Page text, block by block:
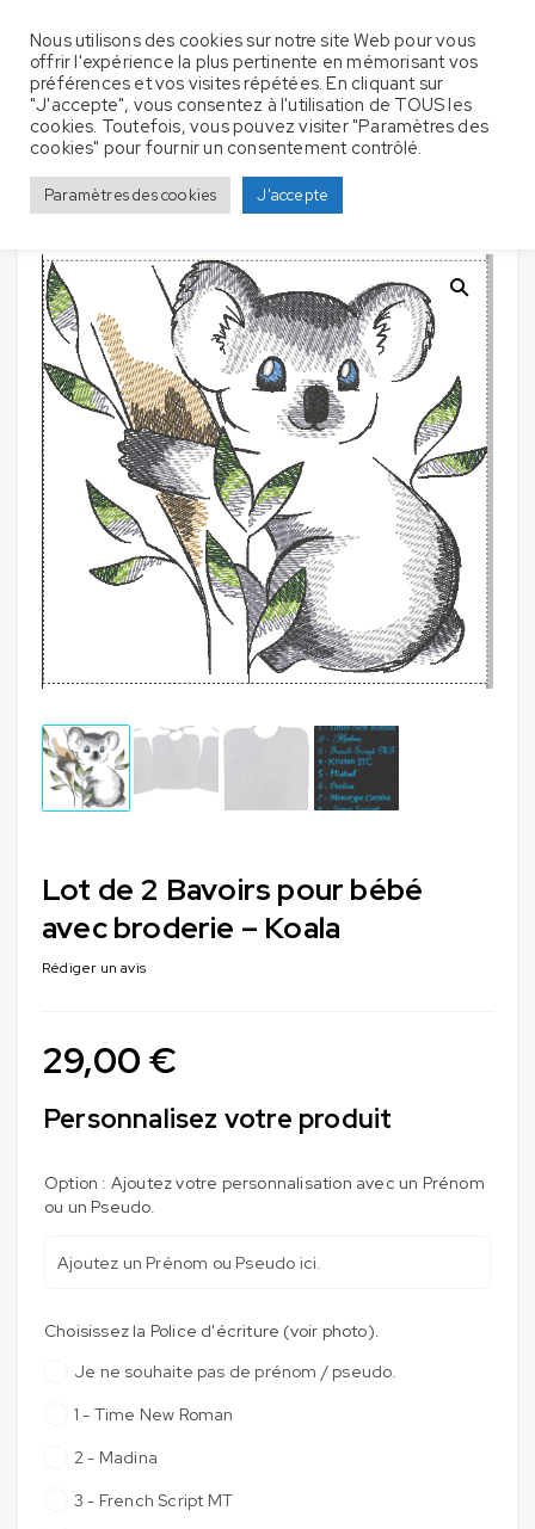
Accueil Bavoir
Lot de 2 Bavoirs pour bébé avec broderie –
Lot de 2 Bavoirs pour bébé
avec broderie – Koala
Rédiger un avis
29,00 €
Personnalisez votre produit
Option : Ajoutez votre personnalisation avec un Prénom
ou un Pseudo.
Choisissez la Police d'écriture (voir photo).
Je ne souhaite pas de prénom / pseudo.
1 - Time New Roman
2 - Madina
3 - French Script MT
Nous utilisons des cookies sur notre site Web pour vous
offrir l'expérience la plus pertinente en mémorisant vos
préférences et vos visites répétées. En cliquant sur
"J'accepte", vous consentez à l'utilisation de TOUS les
cookies. Toutefois, vous pouvez visiter "Paramètres des
cookies" pour fournir un consentement contrôlé.
Paramètres des cookies J'accepte